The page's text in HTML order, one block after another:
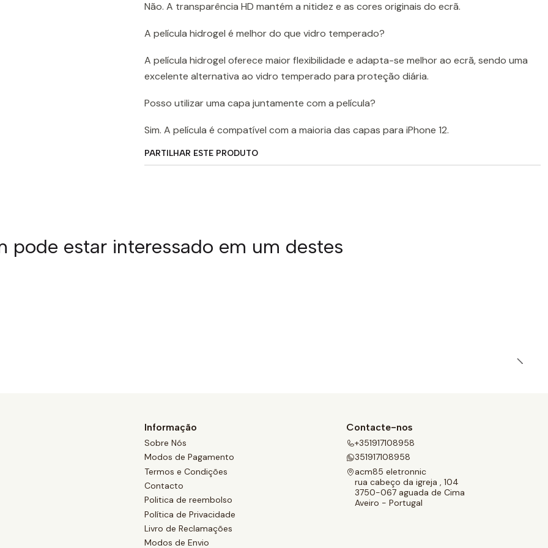
Não. A transparência HD mantém a nitidez e as cores originais do ecrã.
A película hidrogel é melhor do que vidro temperado?
A película hidrogel oferece maior flexibilidade e adapta-se melhor ao ecrã, sendo uma
excelente alternativa ao vidro temperado para proteção diária.
Posso utilizar uma capa juntamente com a película?
Sim. A película é compatível com a maioria das capas para iPhone 12.
PARTILHAR ESTE PRODUTO
pode estar interessado em um destes
Informação
Sobre Nós
Modos de Pagamento
Termos e Condições
Contacto
Politica de reembolso
Política de Privacidade
Livro de Reclamações
Modos de Envio
Contacte-nos
+351917108958
351917108958
acm85 eletronnic
rua cabeço da igreja , 104
3750-067 aguada de Cima
Aveiro - Portugal